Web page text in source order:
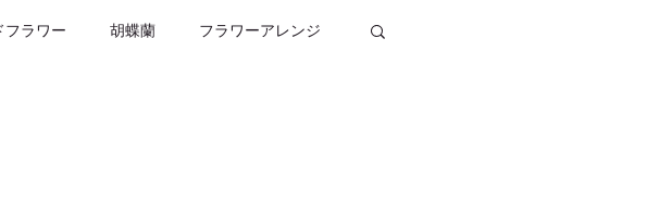
フラワー 胡蝶蘭 フラワーアレンジ